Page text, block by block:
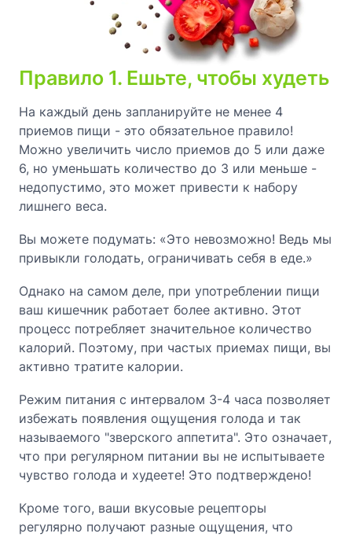
Правило 1. Ешьте, чтобы худеть
На каждый день запланируйте не менее 4
приемов пищи - это обязательное правило!
Можно увеличить число приемов до 5 или даже
6, но уменьшать количество до 3 или меньше -
недопустимо, это может привести к набору
лишнего веса.
Вы можете подумать: «Это невозможно! Ведь мы
привыкли голодать, ограничивать себя в еде.»
Однако на самом деле, при употреблении пищи
ваш кишечник работает более активно. Этот
процесс потребляет значительное количество
калорий. Поэтому, при частых приемах пищи, вы
активно тратите калории.
Режим питания с интервалом 3-4 часа позволяет
избежать появления ощущения голода и так
называемого "зверского аппетита". Это означает,
что при регулярном питании вы не испытываете
чувство голода и худеете! Это подтверждено!
Кроме того, ваши вкусовые рецепторы
регулярно получают разные ощущения, что